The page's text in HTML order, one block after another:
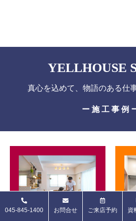
YELLHOUSE
真心を込めて、物語のある仕
ー 施 工 事 例
045-845-1400 お問合せ ご来店予約 資